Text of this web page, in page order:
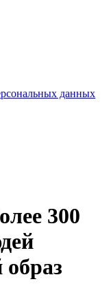
данных
300